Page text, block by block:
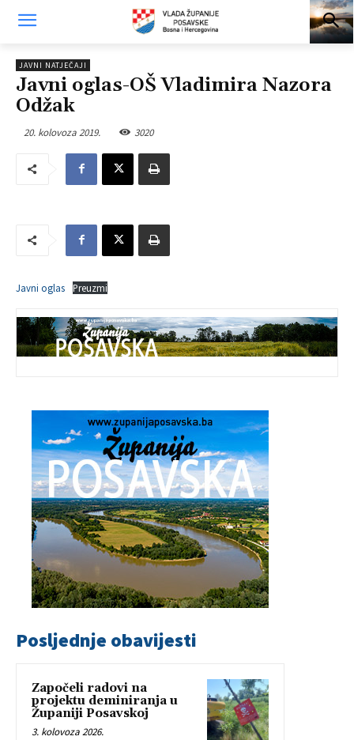
JAVNI NATJEČAJI
Javni oglas-OŠ Vladimira Nazora
Odžak
20. kolovoza 2019. 3020
Javni oglas Preuzmi
Posljednje obavijesti
Započeli radovi na
projektu deminiranja u
Županiji Posavskoj
3. kolovoza 2026.